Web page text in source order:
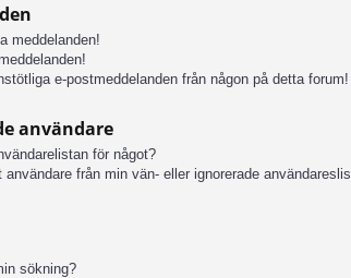
meddelanden!
e-postmeddelanden från någon på detta forum!
användare
för något?
från min vän- eller ignorerade
sökning?